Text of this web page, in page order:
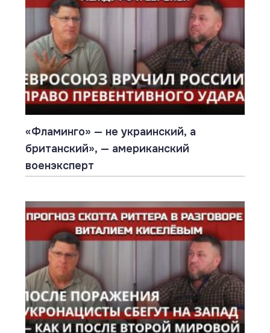
«Фламинго» — не украинский, а
британский», — американский
военэксперт